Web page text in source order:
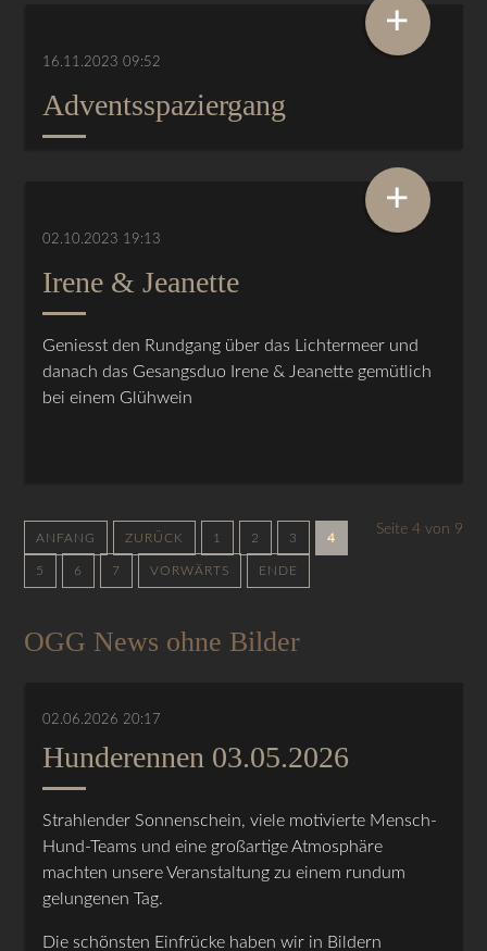
16.11.2023 09:52
Adventsspaziergang
+
02.10.2023 19:13
Irene & Jeanette
Geniesst den Rundgang über das Lichtermeer und
danach das Gesangsduo Irene & Jeanette gemütlich
bei einem Glühwein
+
Seite 4 von 9
ANFANG ZURÜCK 1 2 3 4
5 6 7 VORWÄRTS ENDE
OGG News ohne Bilder
02.06.2026 20:17
Hunderennen 03.05.2026
Strahlender Sonnenschein, viele motivierte Mensch-
Hund-Teams und eine großartige Atmosphäre
machten unsere Veranstaltung zu einem rundum
gelungenen Tag.
Die schönsten Einfrücke haben wir in Bildern